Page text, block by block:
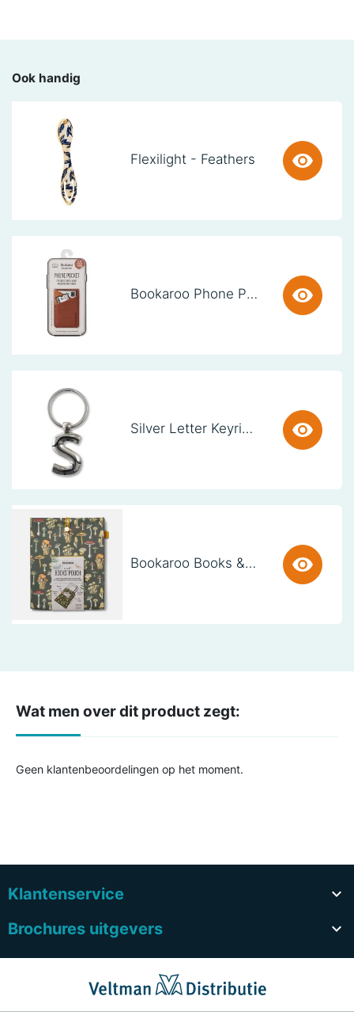
Ook handig
Flexilight - Feathers
Bookaroo Phone Pocket - Brown
Silver Letter Keyring - S (set van 3)
Bookaroo Books & Stuff Pouch - Botanical
Wat men over dit product zegt:
Geen klantenbeoordelingen op het moment.
Klantenservice

Brochures uitgevers
